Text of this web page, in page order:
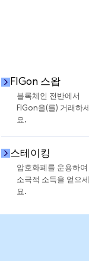
FIGon 스왑
블록체인 전반에서
FIGon을(를) 거래하세
요.
스테이킹
암호화폐를 운용하여
소극적 소득을 얻으세
요.